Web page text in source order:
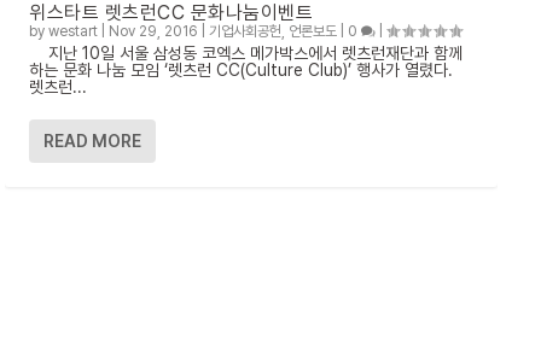
위스타트 렛츠런CC 문화나눔이벤트
by westart Nov 29, 2016 기업사회공헌 언론보도 0
지난 10일 서울 삼성동 코엑스 메가박스에서 렛츠런재단과 함께
하는 문화 나눔 모임 ‘렛츠런 CC(Culture Club)’ 행사가 열렸다.
렛츠런...
READ MORE